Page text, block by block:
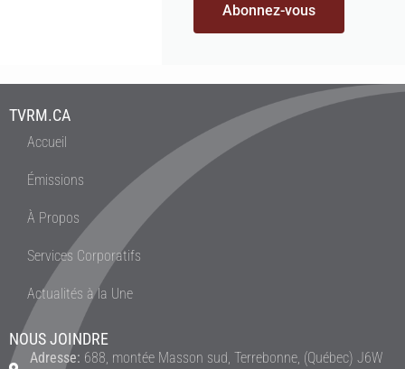
Abonnez-vous
TVRM.CA
Accueil
Émissions
À Propos
Services Corporatifs
Actualités à la Une
NOUS JOINDRE
Adresse: 688, montée Masson sud, Terrebonne, (Québec) J6W